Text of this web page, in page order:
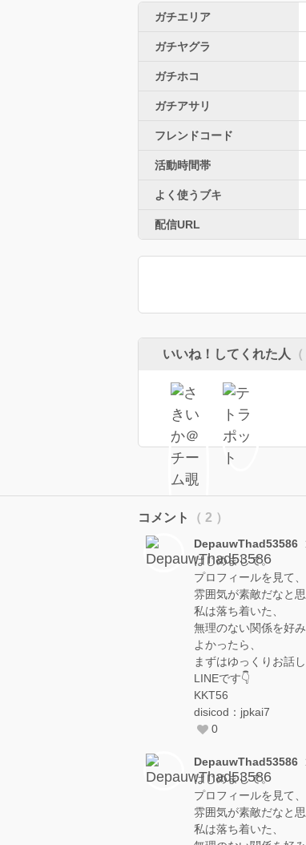
ガチエリア
ガチヤグラ
ガチホコ
ガチアサリ
フレンドコード
活動時間帯
よく使うブキ
配信URL
いいね！してくれた人
コメント （ 2 ）
DepauwThad53586
はじめまして。
プロフィールを見て、
雰囲気が素敵だなと思
私は落ち着いた、
無理のない関係を好み
よかったら、
まずはゆっくりお話
LINEです👇
KKT56
disicod：jpkai7
0
DepauwThad53586
はじめまして。
プロフィールを見て、
雰囲気が素敵だなと思
私は落ち着いた、